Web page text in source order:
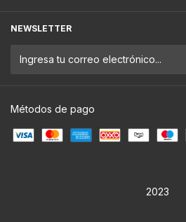
NEWSLETTER
Métodos de pago
2023